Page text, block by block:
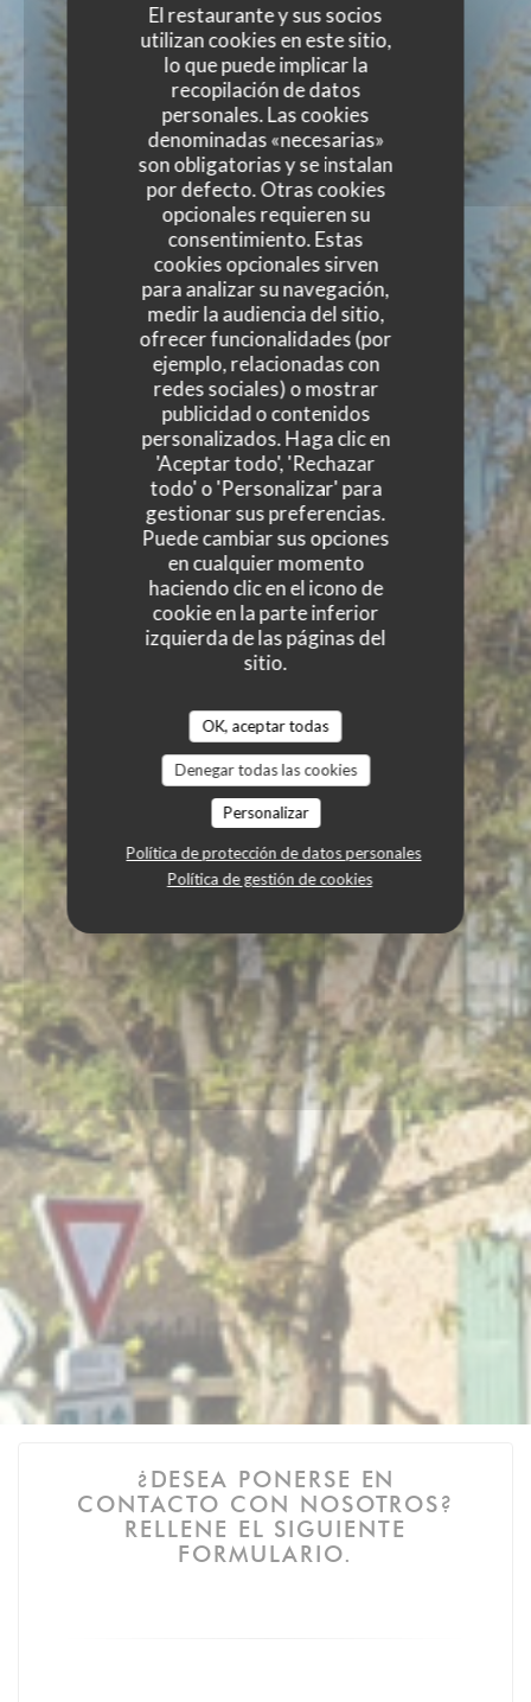
El restaurante y sus socios
utilizan cookies en este sitio,
lo que puede implicar la
recopilación de datos
personales. Las cookies
denominadas «necesarias»
son obligatorias y se instalan
por defecto. Otras cookies
opcionales requieren su
consentimiento. Estas
cookies opcionales sirven
para analizar su navegación,
medir la audiencia del sitio,
ofrecer funcionalidades (por
ejemplo, relacionadas con
redes sociales) o mostrar
publicidad o contenidos
personalizados. Haga clic en
'Aceptar todo', 'Rechazar
todo' o 'Personalizar' para
gestionar sus preferencias.
Puede cambiar sus opciones
en cualquier momento
haciendo clic en el icono de
cookie en la parte inferior
izquierda de las páginas del
sitio.
OK, aceptar todas
Denegar todas las cookies
Personalizar
Política de protección de datos personales
Política de gestión de cookies
¿DESEA PONERSE EN
CONTACTO CON NOSOTROS?
RELLENE EL SIGUIENTE
FORMULARIO.